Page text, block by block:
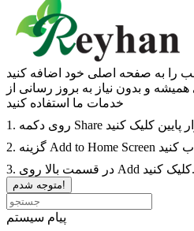
را به صفحه اصلی خود اضافه کنید
همیشه و بدون نیاز به بروز ‌رسانی از
خدمات ما استفاده کنید
Share
Add to Home Screen
Add کلیک کنید.
متوجه شدم!
پیام سیستم